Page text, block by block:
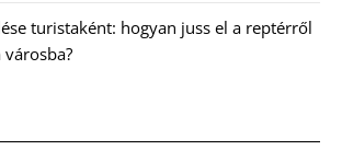
turistaként: hogyan juss el a reptérről
városba?